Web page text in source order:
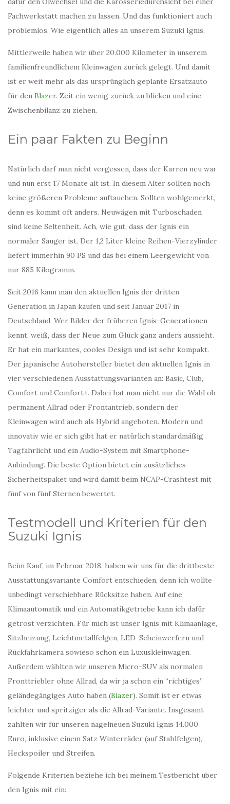
Fachwerkstatt machen zu lassen. Und das funktioniert auch
problemlos. Wie eigentlich alles an unserem Suzuki Ignis.
Mittlerweile haben wir über 20.000 Kilometer in unserem
familienfreundlichem Kleinwagen zurück gelegt. Und damit
ist er weit mehr als das ursprünglich geplante Ersatzauto
für den Blazer. Zeit ein wenig zurück zu blicken und eine
Zwischenbilanz zu ziehen.
Ein paar Fakten zu Beginn
Natürlich darf man nicht vergessen, dass der Karren neu war
und nun erst 17 Monate alt ist. In diesem Alter sollten noch
keine größeren Probleme auftauchen. Sollten wohlgemerkt,
denn es kommt oft anders. Neuwägen mit Turboschaden
sind keine Seltenheit. Ach, wie gut, dass der Ignis ein
normaler Sauger ist. Der 1,2 Liter kleine Reihen-Vierzylinder
liefert immerhin 90 PS und das bei einem Leergewicht von
nur 885 Kilogramm.
Seit 2016 kann man den aktuellen Ignis der dritten
Generation in Japan kaufen und seit Januar 2017 in
Deutschland. Wer Bilder der früheren Ignis-Generationen
kennt, weiß, dass der Neue zum Glück ganz anders aussieht.
Er hat ein markantes, cooles Design und ist sehr kompakt.
Der japanische Autohersteller bietet den aktuellen Ignis in
vier verschiedenen Ausstattungsvarianten an: Basic, Club,
Comfort und Comfort+. Dabei hat man nicht nur die Wahl ob
permanent Allrad oder Frontantrieb, sondern der
Kleinwagen wird auch als Hybrid angeboten. Modern und
innovativ wie er sich gibt hat er natürlich standardmäßig
Tagfahrlicht und ein Audio-System mit Smartphone-
Anbindung. Die beste Option bietet ein zusätzliches
Sicherheitspaket und wird damit beim NCAP-Crashtest mit
fünf von fünf Sternen bewertet.
Testmodell und Kriterien für den
Suzuki Ignis
Beim Kauf, im Februar 2018, haben wir uns für die drittbeste
Ausstattungsvariante Comfort entschieden, denn ich wollte
unbedingt verschiebbare Rücksitze haben. Auf eine
Klimaautomatik und ein Automatikgetriebe kann ich dafür
getrost verzichten. Für mich ist unser Ignis mit Klimaanlage,
Sitzheizung, Leichtmetallfelgen, LED-Scheinwerfern und
Rückfahrkamera sowieso schon ein Luxuskleinwagen.
Außerdem wählten wir unseren Micro-SUV als normalen
Fronttriebler ohne Allrad, da wir ja schon ein “richtiges”
geländegängiges Auto haben (Blazer). Somit ist er etwas
leichter und spritziger als die Allrad-Variante. Insgesamt
zahlten wir für unseren nagelneuen Suzuki Ignis 14.000
Euro, inklusive einem Satz Winterräder (auf Stahlfelgen),
Heckspoiler und Streifen.
Folgende Kriterien beziehe ich bei meinem Testbericht über
den Ignis mit ein: